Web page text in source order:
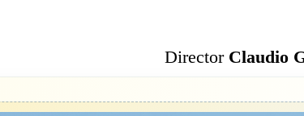
Director Claudio